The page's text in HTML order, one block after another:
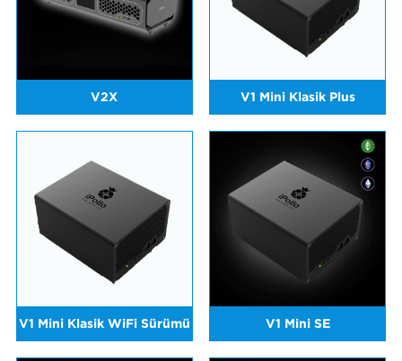
V2X V1 Mini Klasik Plus
V1 Mini Klasik WiFi Sürümü V1 Mini SE